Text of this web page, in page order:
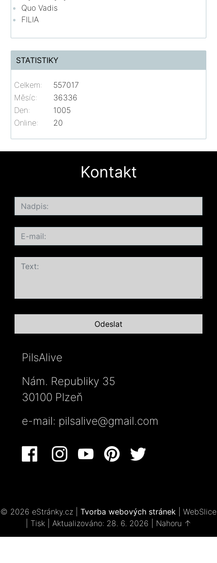
Quo Vadis
FILIA
STATISTIKY
Online: 20
Celkem:
557017
Měsíc:
36336
Den:
1005
Kontakt
PilsAlive
Nám. Republiky 35
30100 Plzeň
e-mail: pilsalive@gmail.com
© 2026 eStránky.cz Tvorba webových stránek
WebSlice
Tisk Aktualizováno: 28. 6. 2026 Nahoru ↑